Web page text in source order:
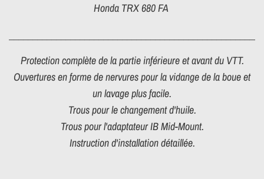
Honda TRX 680 FA
Protection complète de la partie inférieure et avant du VTT.
Ouvertures en forme de nervures pour la vidange de la boue et
un lavage plus facile.
Trous pour le changement d'huile.
Trous pour l'adaptateur IB Mid-Mount.
Instruction d'installation détaillée.